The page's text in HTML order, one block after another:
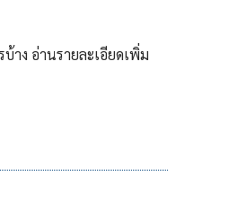
าง อ่านรายละเอียดเพิ่ม